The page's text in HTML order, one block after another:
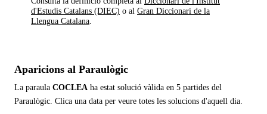
d'Estudis Catalans (DIEC) o al Gran Diccionari de la
Llengua Catalana
Aparicions al Paraulògic
La paraula COCLEA ha estat solució vàlida en 5 partides del
Paraulògic. Clica una data per veure totes les solucions d'aquell dia.